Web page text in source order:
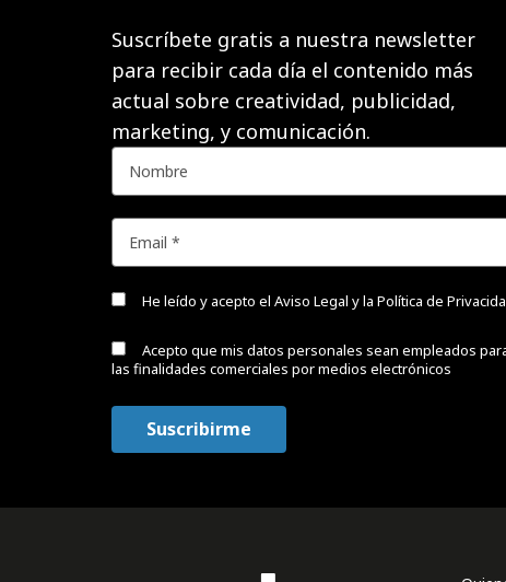
Suscríbete gratis a nuestra newsletter
para recibir cada día el contenido más
actual sobre creatividad, publicidad,
marketing, y comunicación.
He leído y acepto el Aviso Legal y la Política de
Acepto que mis datos personales sean empleados
las finalidades comerciales por medios electrónicos